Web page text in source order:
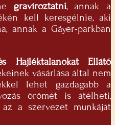
gravíroztatni, annak a
kell keresgélnie, aki
annak a Gáyer-parkban
Hajléktalanokat Ellátó
vásárlása által nem
lehet gazdagabb a
örömét is átélheti,
a szervezet munkáját